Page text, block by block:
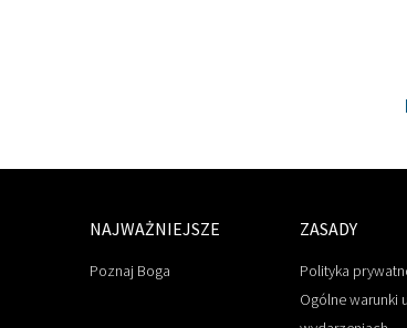
NAJWAŻNIEJSZE
Poznaj Boga
ZASADY
Polityka
Ogólne warunki